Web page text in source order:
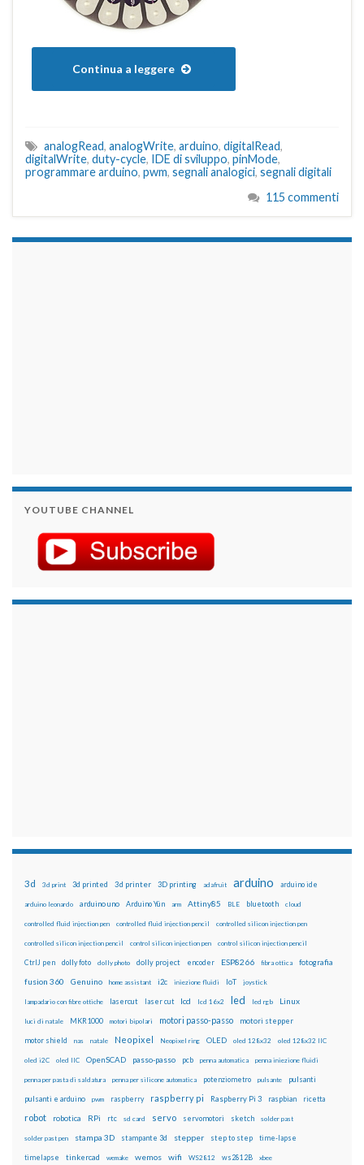
Continua a leggere
analogRead, analogWrite, arduino, digitalRead,
digitalWrite, duty-cycle, IDE di sviluppo, pinMode,
programmare arduino, pwm, segnali analogici, segnali digitali
115 commenti
YOUTUBE CHANNEL
3d 3d print 3d printed 3d printer 3D printing adafruit arduino arduino ide
arduino leonardo arduino uno Arduino Yún arm Attiny85 BLE bluetooth cloud
controlled fluid injection pen controlled fluid injection pencil controlled silicon injection pen
controlled silicon injection pencil control silicon injection pen control silicon injection pencil
CtrlJ pen dolly foto dolly photo dolly project encoder ESP8266 fibra ottica fotografia
fusion 360 Genuino home assistant i2c iniezione fluidi IoT joystick
lampadario con fibre ottiche lasercut laser cut lcd lcd 16x2 led led rgb Linux
luci di natale MKR1000 motori bipolari motori passo-passo motori stepper
motor shield nas natale Neopixel Neopixel ring OLED oled 128x32 oled 128x32 IIC
oled i2C oled IIC OpenSCAD passo-passo pcb penna automatica penna iniezione fluidi
penna per pasta di saldatura penna per silicone automatica potenziometro pulsante pulsanti
pulsanti e arduino pwm raspberry raspberry pi Raspberry Pi 3 raspbian ricetta
robot robotica RPi rtc sd card servo servomotori sketch solder past
solder past pen stampa 3D stampante 3d stepper step to step time-lapse
timelapse tinkercad wemake wemos wifi WS2812 ws2812B xbee